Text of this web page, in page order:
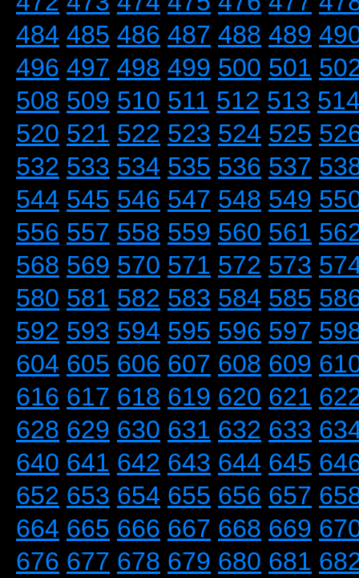
484 485 486 487 488 489
496 497 498 499 500 501
508 509 510 511 512 513
520 521 522 523 524 525
532 533 534 535 536 537
544 545 546 547 548 549
556 557 558 559 560 561
568 569 570 571 572 573
580 581 582 583 584 585
592 593 594 595 596 597
604 605 606 607 608 609
616 617 618 619 620 621
628 629 630 631 632 633
640 641 642 643 644 645
652 653 654 655 656 657
664 665 666 667 668 669
676 677 678 679 680 681